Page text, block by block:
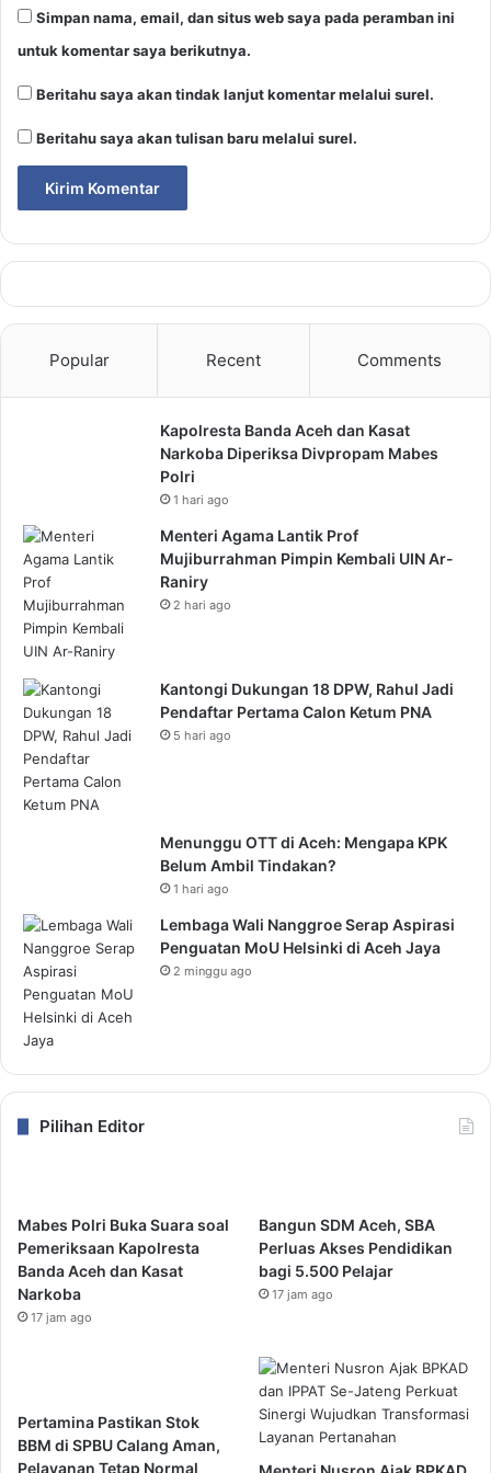
Simpan nama, email, dan situs web saya pada peramban ini
untuk komentar saya berikutnya.
Beritahu saya akan tindak lanjut komentar melalui surel.
Beritahu saya akan tulisan baru melalui surel.
Popular Recent Comments
Kapolresta Banda Aceh dan Kasat
Narkoba Diperiksa Divpropam Mabes
Polri
1 hari ago
Menteri Agama Lantik Prof
Mujiburrahman Pimpin Kembali UIN Ar-
Raniry
2 hari ago
Kantongi Dukungan 18 DPW, Rahul Jadi
Pendaftar Pertama Calon Ketum PNA
5 hari ago
Menunggu OTT di Aceh: Mengapa KPK
Belum Ambil Tindakan?
1 hari ago
Lembaga Wali Nanggroe Serap Aspirasi
Penguatan MoU Helsinki di Aceh Jaya
2 minggu ago
Pilihan Editor
Mabes Polri Buka Suara soal
Pemeriksaan Kapolresta
Banda Aceh dan Kasat
Narkoba
17 jam ago
Bangun SDM Aceh, SBA
Perluas Akses Pendidikan
bagi 5.500 Pelajar
17 jam ago
Pertamina Pastikan Stok
BBM di SPBU Calang Aman,
Pelayanan Tetap Normal